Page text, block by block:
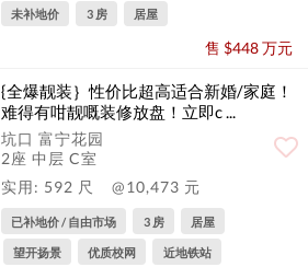
未补地价 3 房 居屋
售 $448 万元
{全爆靓装｝性价比超高适合新婚/家庭！
难得有咁靓嘅装修放盘！立即c ...
坑口 富宁花园
2座 中层 C室
实用: 592 尺
@10,473 元
已补地价 / 自由市场 3 房 居屋
望开扬景 优质校网 近地铁站